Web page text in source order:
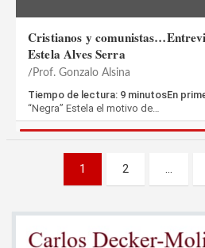
Cristianos y
Estela Alves Serra
Prof. Gonzalo Alsina
Tiempo de lectura: 9 minutosEn
“Negra” Estela el motivo de…
Paginación
entradas
1 2 …